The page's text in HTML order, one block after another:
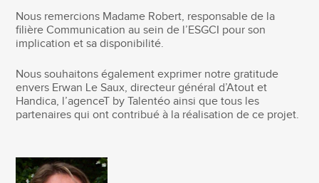
Nous remercions Madame Robert, responsable de la
filière Communication au sein de l’ESGCI pour son
implication et sa disponibilité.
Nous souhaitons également exprimer notre gratitude
envers Erwan Le Saux, directeur général d’Atout et
Handica, l’agenceT by Talentéo ainsi que tous les
partenaires qui ont contribué à la réalisation de ce projet.